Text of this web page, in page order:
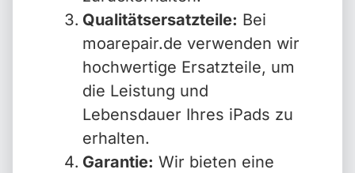
Qualitätsersatzteile: Bei
moarepair.de verwenden wir
hochwertige Ersatzteile, um
die Leistung und
Lebensdauer Ihres iPads zu
erhalten.
Garantie: Wir bieten eine